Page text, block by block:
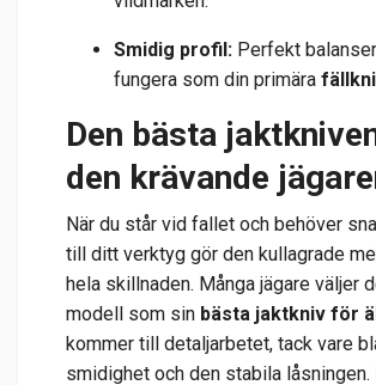
Smidig profil: Perfekt
fungera som din primära
Den bästa
den krävande
När du står vid fallet och behöver
till ditt verktyg gör den kullagrade
hela skillnaden. Många jägare väljer
modell som sin bästa jaktkniv för
kommer till detaljarbetet, tack vare
smidighet och den stabila låsningen.